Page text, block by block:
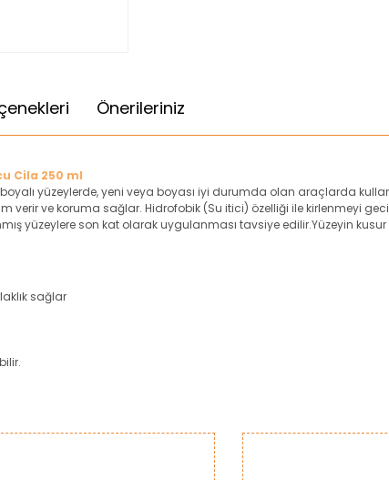
Önerileriniz
Cila 250 ml
boyalı yüzeylerde, yeni veya boyası iyi durumda olan araçlarda
verir ve koruma sağlar. Hidrofobik (Su itici) özelliği ile kirlenmeyi
yüzeylere son kat olarak uygulanması tavsiye edilir.Yüzeyin kusur
sağlar
Bu ürüne ilk yorumu siz yapın!